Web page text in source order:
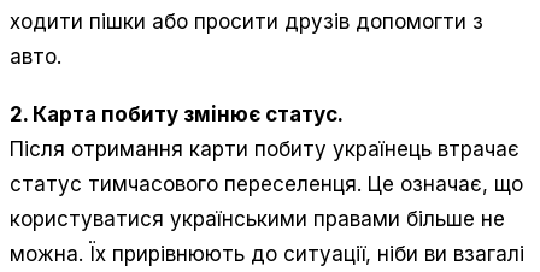
ходити пішки або просити друзів допомогти з
авто.
2. Карта побиту змінює статус.
Після отримання карти побиту українець втрачає
статус тимчасового переселенця. Це означає, що
користуватися українськими правами більше не
можна. Їх прирівнюють до ситуації, ніби ви взагалі